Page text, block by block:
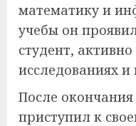
математику и
учебы он
студент,
исследованиях и
После
приступил к